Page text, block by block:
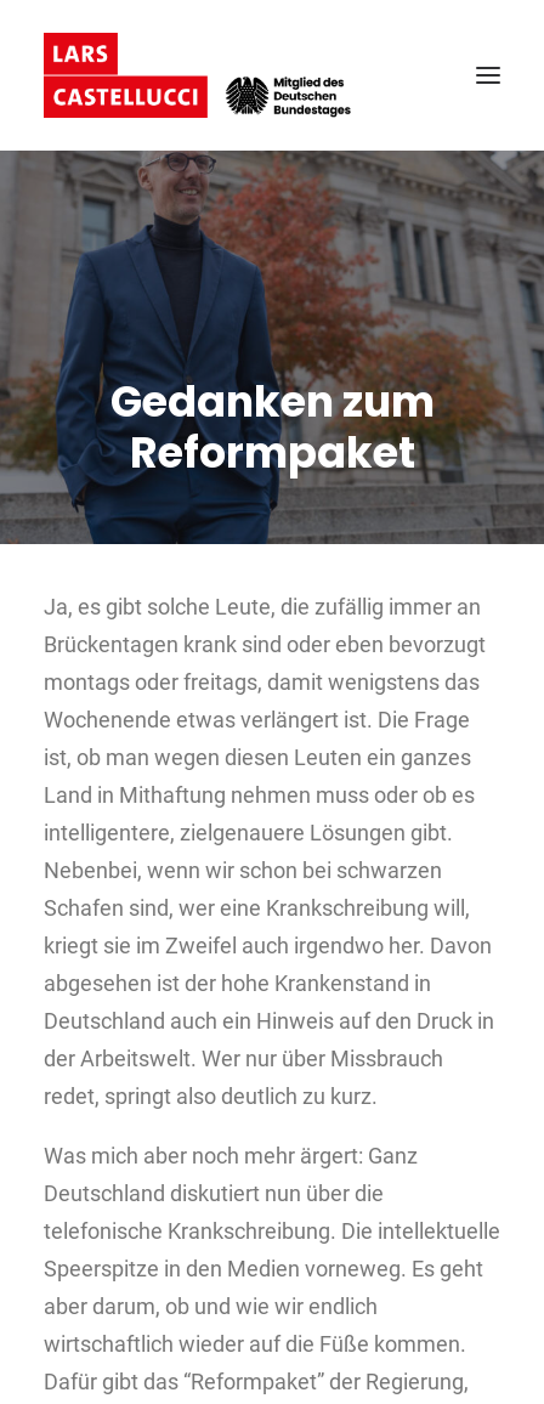
Gedanken zum
Reformpaket
Ja, es gibt solche Leute, die zufällig immer an
Brückentagen krank sind oder eben bevorzugt
montags oder freitags, damit wenigstens das
Wochenende etwas verlängert ist. Die Frage
ist, ob man wegen diesen Leuten ein ganzes
Land in Mithaftung nehmen muss oder ob es
intelligentere, zielgenauere Lösungen gibt.
Nebenbei, wenn wir schon bei schwarzen
Schafen sind, wer eine Krankschreibung will,
kriegt sie im Zweifel auch irgendwo her. Davon
abgesehen ist der hohe Krankenstand in
Deutschland auch ein Hinweis auf den Druck in
der Arbeitswelt. Wer nur über Missbrauch
redet, springt also deutlich zu kurz.
Was mich aber noch mehr ärgert: Ganz
Deutschland diskutiert nun über die
telefonische Krankschreibung. Die intellektuelle
Speerspitze in den Medien vorneweg. Es geht
aber darum, ob und wie wir endlich
wirtschaftlich wieder auf die Füße kommen.
Dafür gibt das “Reformpaket” der Regierung,